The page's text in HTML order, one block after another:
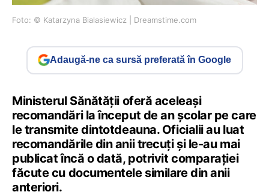
Foto: © Katarzyna Bialasiewicz | Dreamstime.com
Adaugă-ne ca sursă preferată în Google
Ministerul Sănătății oferă aceleași
recomandări la început de an școlar pe care
le transmite dintotdeauna. Oficialii au luat
recomandările din anii trecuți și le-au mai
publicat încă o dată, potrivit comparației
făcute cu documentele similare din anii
anteriori.